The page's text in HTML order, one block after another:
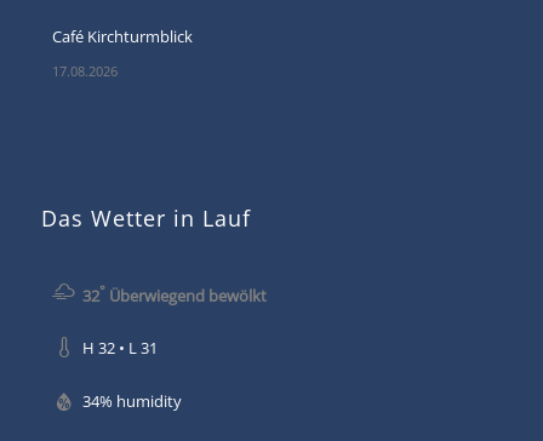
Café Kirchturmblick
17.08.2026
Das Wetter in Lauf
32°Überwiegend bewölkt
H 32 • L 31
34% humidity